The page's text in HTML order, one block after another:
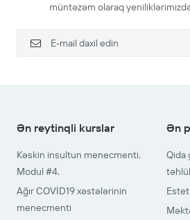
müntəzəm olaraq
Ən reytinqli kurslar
Kəskin insultun menecmenti.
Modul #4.
Ağır COVİD19 xəstələrinin
menecmenti
Ən
Qida